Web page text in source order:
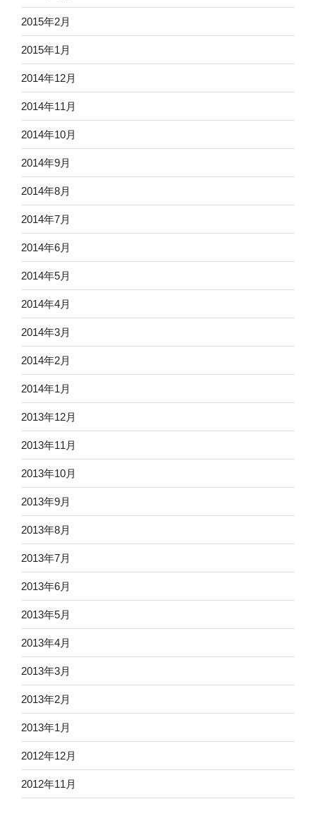
2015年2月
2015年1月
2014年12月
2014年11月
2014年10月
2014年9月
2014年8月
2014年7月
2014年6月
2014年5月
2014年4月
2014年3月
2014年2月
2014年1月
2013年12月
2013年11月
2013年10月
2013年9月
2013年8月
2013年7月
2013年6月
2013年5月
2013年4月
2013年3月
2013年2月
2013年1月
2012年12月
2012年11月